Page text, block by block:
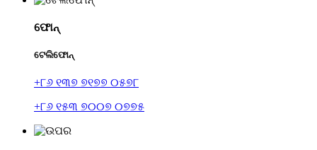
ଫୋନ୍
ଟେଲିଫୋନ୍
+୮୬ ୧୩୭ ୭୧୭୭ ୦୫୭୮
+୮୬ ୧୫୩ ୭୦୦୭ ୦୭୭୫